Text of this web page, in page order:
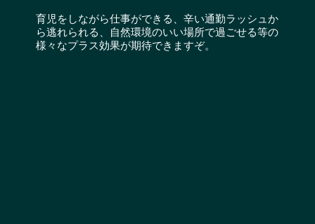
育児をしながら仕事ができる、辛い通勤ラッシュか
ら逃れられる、自然環境のいい場所で過ごせる等の
様々なプラス効果が期待できますぞ。